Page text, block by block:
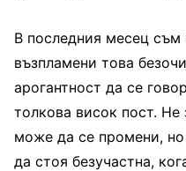
В последния месец
възпламени това
арогантност да се
толкова висок пост.
може да се промени, но
да стоя безучастна,